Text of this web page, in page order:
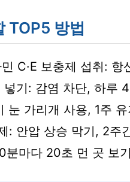
TOP5 방법
C·E 보충제 섭취: 항
기: 감염 차단, 하루
눈 가리개 사용, 1주 유
: 안압 상승 막기, 2주
분마다 20초 먼 곳 보